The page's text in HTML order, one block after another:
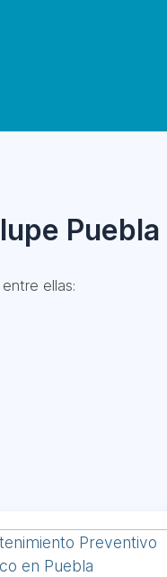
Puebla
ellas: